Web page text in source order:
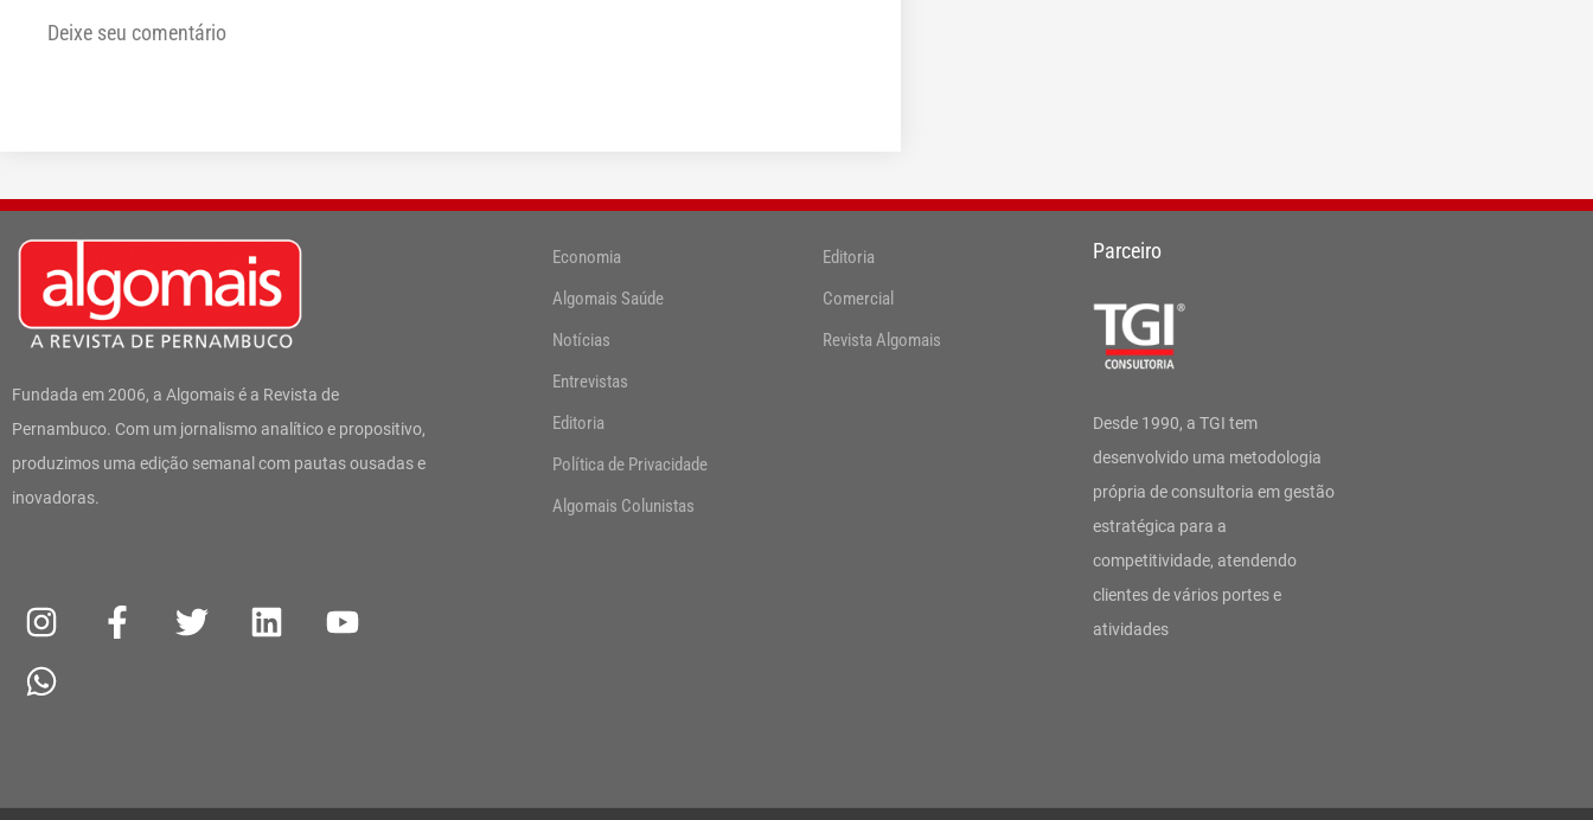
Deixe seu comentário
Fundada em 2006, a Algomais é a Revista de
Pernambuco. Com um jornalismo analítico e propositivo,
produzimos uma edição semanal com pautas ousadas e
inovadoras.
n
s
t
a
c
w
i
n
o
h
a
t
Economia
Algomais Saúde
Notícias
Entrevistas
Editoria
Política de Privacidade
Algomais Colunistas
Editoria
Comercial
Revista Algomais
Parceiro
Desde 1990, a TGI tem
desenvolvido uma metodologia
própria de consultoria em gestão
estratégica para a
competitividade, atendendo
clientes de vários portes e
atividades